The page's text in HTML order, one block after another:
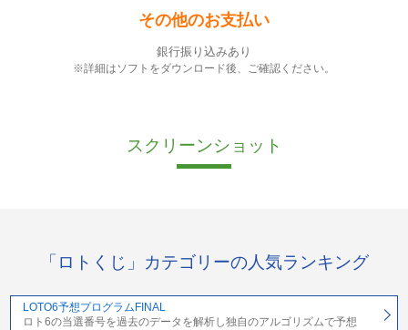
その他のお支払い
銀行振り込みあり
※詳細はソフトをダウンロード後、ご確認ください。
スクリーンショット
「ロトくじ」カテゴリーの人気ランキング
LOTO6予想プログラムFINAL
ロト6の当選番号を過去のデータを解析し独自のアルゴリズムで予想